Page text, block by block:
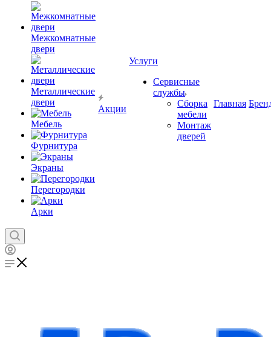
Межкомнатные
двери
Металлические
двери
Мебель
Фурнитура
Экраны
Перегородки
Арки
Акции
Услуги
Сервисные
службы
Сборка
мебели
Монтаж
дверей
Главная